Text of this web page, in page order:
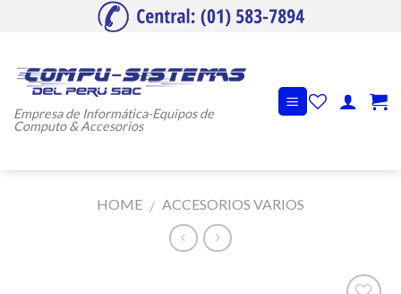
Empresa de Informática-Equipos de
Computo & Accesorios
HOME / ACCESORIOS VARIOS